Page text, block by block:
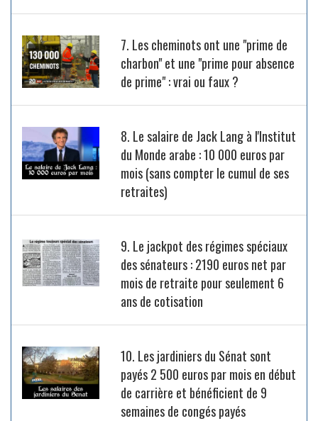
7. Les cheminots ont une "prime de
charbon" et une "prime pour absence
de prime" : vrai ou faux ?
8. Le salaire de Jack Lang à l'Institut
du Monde arabe : 10 000 euros par
mois (sans compter le cumul de ses
retraites)
9. Le jackpot des régimes spéciaux
des sénateurs : 2190 euros net par
mois de retraite pour seulement 6
ans de cotisation
10. Les jardiniers du Sénat sont
payés 2 500 euros par mois en début
de carrière et bénéficient de 9
semaines de congés payés